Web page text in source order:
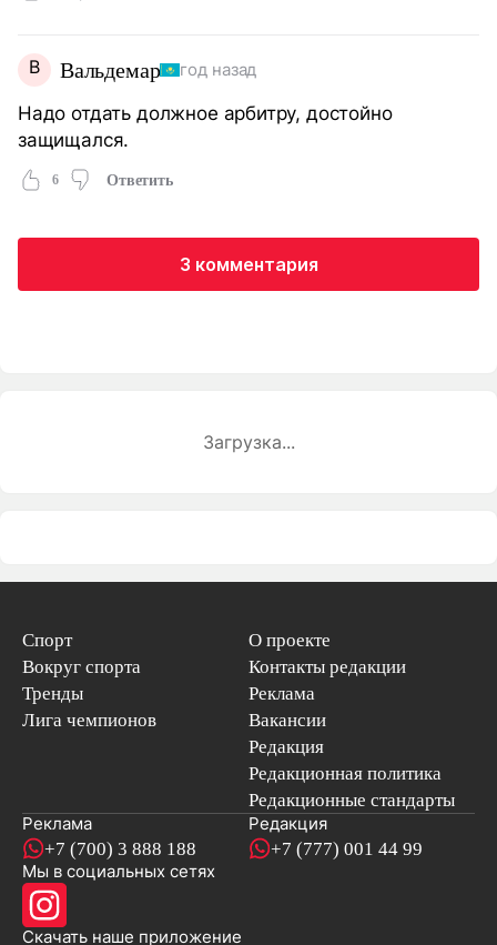
В Вальдемар год назад
Надо отдать должное арбитру, достойно
защищался.
6 Ответить
3 комментария
Загрузка...
Спорт
Вокруг спорта
Тренды
Лига чемпионов
О проекте
Контакты редакции
Реклама
Вакансии
Редакция
Редакционная политика
Редакционные стандарты
Реклама
+7 (700) 3 888 188
Редакция
+7 (777) 001 44 99
Мы в социальных сетях
Скачать наше приложениеновостей